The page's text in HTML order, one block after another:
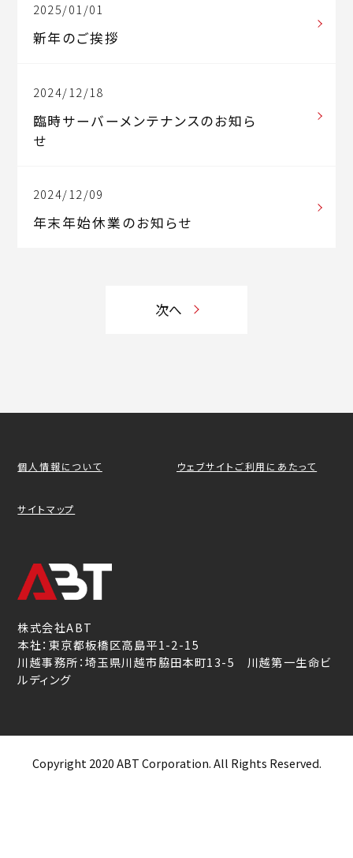
2025/01/01
新年のご挨拶
2024/12/18
臨時サーバーメンテナンスのお知ら
せ
2024/12/09
年末年始休業のお知らせ
次へ
個人情報について ウェブサイトご利用にあたって
サイトマップ
株式会社ABT
本社：東京都板橋区高島平1-2-15
川越事務所：埼玉県川越市脇田本町13-5 川越第一生命ビ
ルディング
Copyright 2020 ABT Corporation. All Rights Reserved.